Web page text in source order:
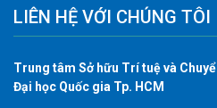
LIÊN HỆ VỚI CHÚNG TÔI
Trung tâm Sở hữu Trí tuệ và
Đại học Quốc gia Tp. HCM